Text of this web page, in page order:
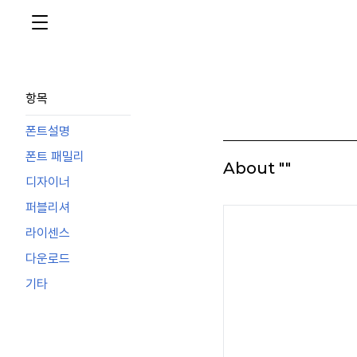
항목
폰트설명
폰트 패밀리
디자이너
퍼블리셔
라이센스
다운로드
기타
About ""